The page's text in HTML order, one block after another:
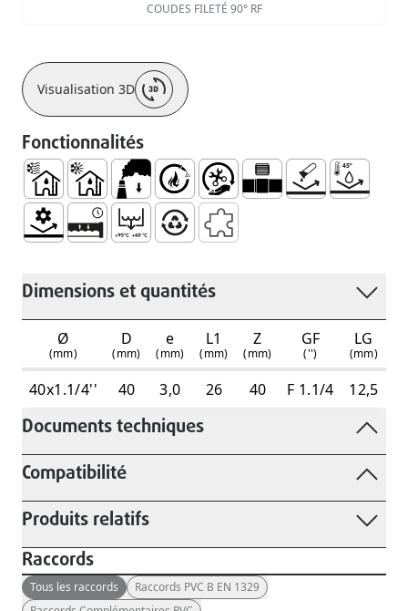
COUDES FILETÉ 90° RF
Visualisation 3D
Fonctionnalités
Utiliser à L’intérieur des Bâtiments, Uniquement avec
Eaux Usées Froides et une Ventilation - Série
Faible ÉMission de Fumée
Auto.extinguible
Manipulation et Installation
Dimensions et quantités
Ø
(mm)
D
(mm)
e
(mm)
L1
(mm)
Z
(mm)
GF
('')
LG
(mm)
40x1.1/4'' 40 3,0 26 40 F 1.1/4 12,5
Documents techniques
Compatibilité
Produits relatifs
Raccords
Tous les raccords
Raccords PVC B EN 1329